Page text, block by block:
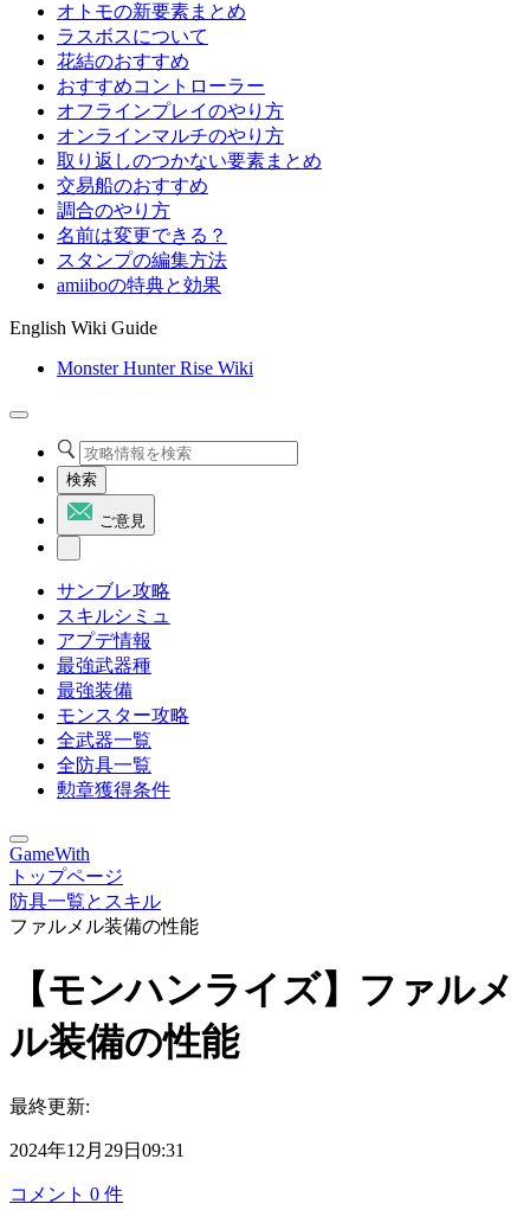
オトモの新要素まとめ
ラスボスについて
花結のおすすめ
おすすめコントローラー
オフラインプレイのやり方
オンラインマルチのやり方
取り返しのつかない要素まとめ
交易船のおすすめ
調合のやり方
名前は変更できる？
スタンプの編集方法
amiiboの特典と効果
English Wiki Guide
Monster Hunter Rise Wiki
検索
ご意見
サンブレ攻略
スキルシミュ
アプデ情報
最強武器種
最強装備
モンスター攻略
全武器一覧
全防具一覧
勲章獲得条件
GameWith
トップページ
防具一覧とスキル
ファルメル装備の性能
【モンハンライズ】ファルメ
ル装備の性能
最終更新:
2024年12月29日09:31
コメント 0 件